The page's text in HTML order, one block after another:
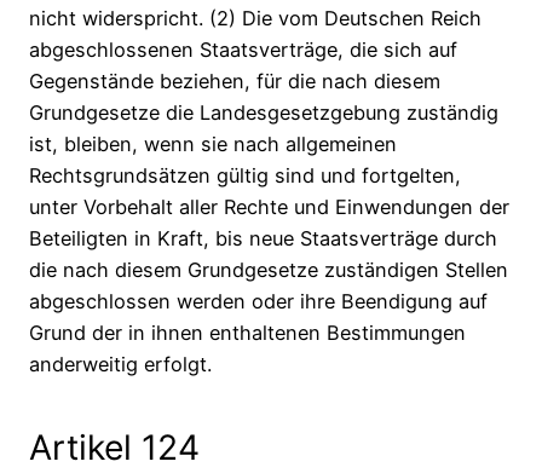
nicht widerspricht. (2) Die vom Deutschen Reich
abgeschlossenen Staatsverträge, die sich auf
Gegenstände beziehen, für die nach diesem
Grundgesetze die Landesgesetzgebung zuständig
ist, bleiben, wenn sie nach allgemeinen
Rechtsgrundsätzen gültig sind und fortgelten,
unter Vorbehalt aller Rechte und Einwendungen der
Beteiligten in Kraft, bis neue Staatsverträge durch
die nach diesem Grundgesetze zuständigen Stellen
abgeschlossen werden oder ihre Beendigung auf
Grund der in ihnen enthaltenen Bestimmungen
anderweitig erfolgt.
Artikel 124